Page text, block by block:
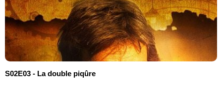
S02E03 - La double piqûre